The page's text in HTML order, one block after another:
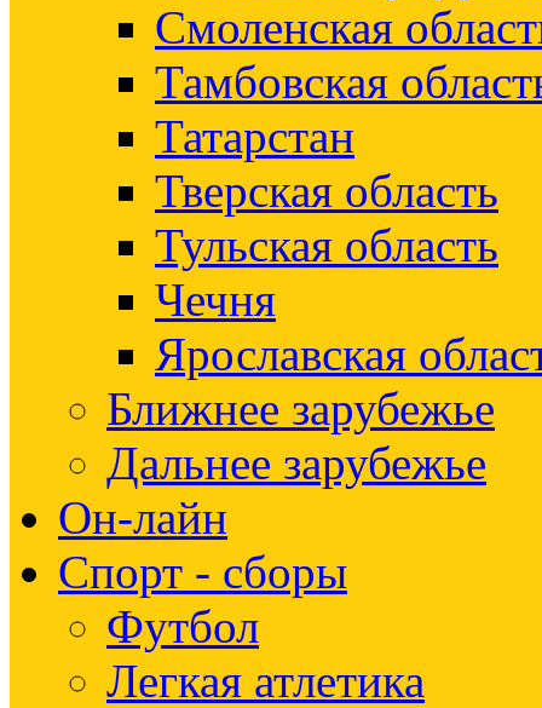
Смоленская
Тамбовская
Татарстан
Тверская область
Тульская область
Чечня
Ярославская
Ближнее зарубежье
Дальнее зарубежье
Он-лайн
Спорт - сборы
Футбол
Легкая атлетика